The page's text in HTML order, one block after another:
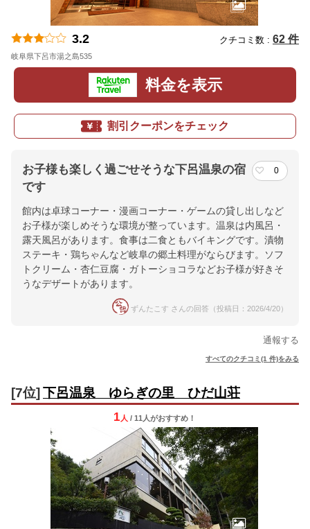
3.2 クチコミ数 : 62 件
岐阜県下呂市湯之島535
料金を表示
割引クーポンをチェック
お子様も楽しく過ごせそうな下呂温泉の宿
です
0
館内は卓球コーナー・漫画コーナー・ゲームの貸し出しなど
お子様が楽しめそうな環境が整っています。温泉は内風呂・
露天風呂があります。食事は二食ともバイキングです。漬物
ステーキ・鶏ちゃんなど岐阜の郷土料理がならびます。ソフ
トクリーム・杏仁豆腐・ガトーショコラなどお子様が好きそ
うなデザートがあります。
ずんたこす さんの回答（投稿日：2026/4/20）
通報する
すべてのクチコミ(1 件)をみる
[7位] 下呂温泉 ゆらぎの里 ひだ山荘
1 人 / 11人がおすすめ！